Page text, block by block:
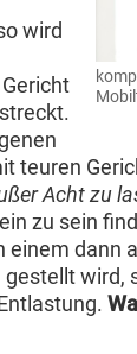
wird
teuren
Acht zu
zu sein
einem dann
gestellt wird,